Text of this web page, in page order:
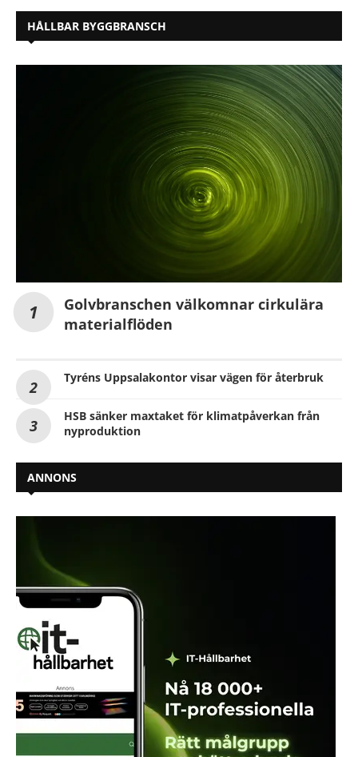
HÅLLBAR BYGGBRANSCH
Golvbranschen välkomnar cirkulära
materialflöden
Tyréns Uppsalakontor visar vägen för återbruk
HSB sänker maxtaket för klimatpåverkan från
nyproduktion
ANNONS